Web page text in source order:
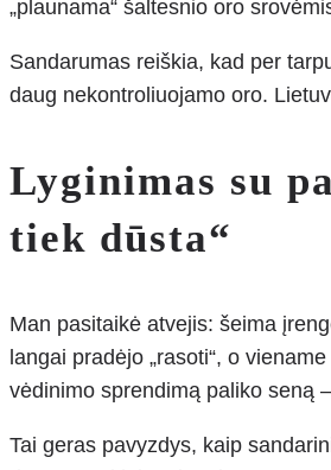
„plaunama“ šaltesnio oro
Sandarumas reiškia, kad per
daug nekontroliuojamo oro.
Lyginimas su
tiek dūsta“
Man pasitaikė atvejis: šeima
langai pradėjo „rasoti“, o
vėdinimo sprendimą paliko seną
Tai geras pavyzdys, kaip